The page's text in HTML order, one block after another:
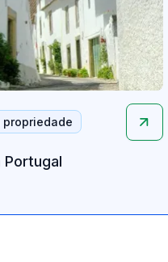
propriedade
Portugal